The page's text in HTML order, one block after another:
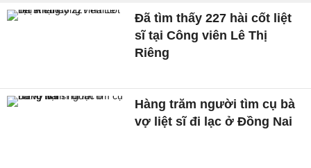
Đã tìm thấy 227 hài cốt liệt
sĩ tại Công viên Lê Thị
Riêng
Hàng trăm người tìm cụ bà
vợ liệt sĩ đi lạc ở Đồng Nai